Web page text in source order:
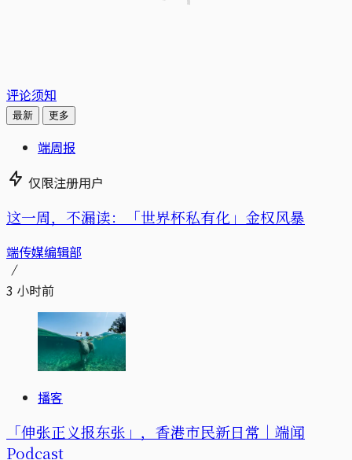
评论须知
最新 更多
端周报
仅限注册用户
这一周，不漏读：「世界杯私有化」金权风暴
端传媒编辑部
3 小时前
播客
「伸张正义报东张」，香港市民新日常｜端闻
Podcast